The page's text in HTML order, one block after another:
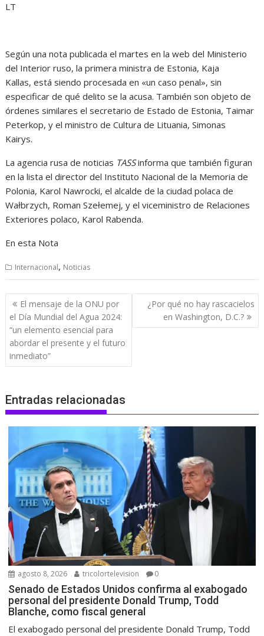
LT
Según una nota publicada el martes en la web del Ministerio
del Interior ruso, la primera ministra de Estonia, Kaja
Kallas, está siendo procesada en «un caso penal», sin
especificar de qué delito se la acusa. También son objeto de
órdenes similares el secretario de Estado de Estonia, Taimar
Peterkop, y el ministro de Cultura de Lituania, Simonas
Kairys.
La agencia rusa de noticias TASSinforma que también figuran
en la lista el director del Instituto Nacional de la Memoria de
Polonia, Karol Nawrocki, el alcalde de la ciudad polaca de
Wałbrzych, Roman Szełemej, y el viceministro de Relaciones
Exteriores polaco, Karol Rabenda.
En esta Nota
Internacional, Noticias
Navegación
de
entradas
El mensaje de la ONU por
el Día Mundial del Agua 2024:
“un elemento esencial para
abordar el presente y el futuro
inmediato”
¿Por qué no hay rascacielos
en Washington, D.C.?
Entradas relacionadas
agosto 8, 2026 tricolortelevision 0
Senado de Estados Unidos confirma al exabogado
personal del presidente Donald Trump, Todd
Blanche, como fiscal general
El exabogado personal del presidente Donald Trump, Todd